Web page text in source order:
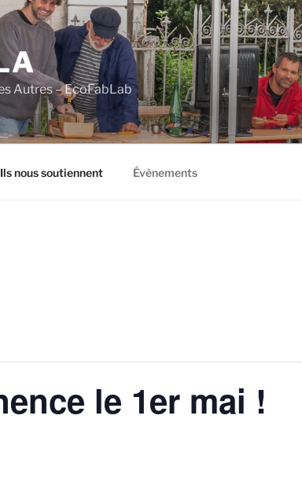
Autres – EcoFabLab
Ils nous soutiennent Évènements
le 1er mai !